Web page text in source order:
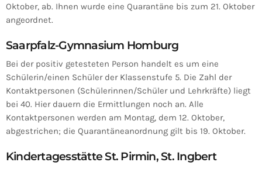
Oktober, ab. Ihnen wurde eine Quarantäne bis zum 21. Oktober
angeordnet.
Saarpfalz-Gymnasium Homburg
Bei der positiv getesteten Person handelt es um eine
Schülerin/einen Schüler der Klassenstufe 5. Die Zahl der
Kontaktpersonen (Schülerinnen/Schüler und Lehrkräfte) liegt
bei 40. Hier dauern die Ermittlungen noch an. Alle
Kontaktpersonen werden am Montag, dem 12. Oktober,
abgestrichen; die Quarantäneanordnung gilt bis 19. Oktober.
Kindertagesstätte St. Pirmin, St. Ingbert